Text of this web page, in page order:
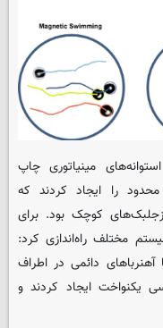
مینیاتوری چاپ
را ایجاد کردند که
کوچک بود. برای
موفقیت‌آمیز بودن فرمان، تیم ۲ سیستم مختلف راه‌اندازی کرد:
دائمی در اطراف
یکنواخت ایجاد کردند و